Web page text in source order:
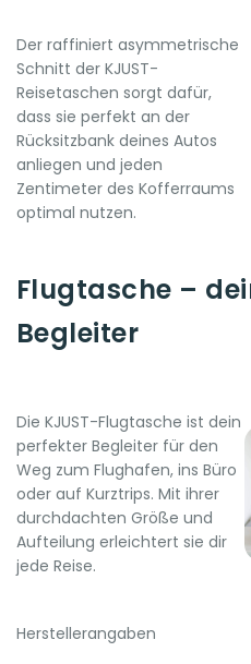
Der raffiniert asymmetrische
Schnitt der KJUST-
Reisetaschen sorgt dafür,
dass sie perfekt an der
Rücksitzbank deines Autos
anliegen und jeden
Zentimeter des Kofferraums
optimal nutzen.
Flugtasche –
Begleiter
Die KJUST-Flugtasche ist dein
perfekter Begleiter für den
Weg zum Flughafen, ins Büro
oder auf Kurztrips. Mit ihrer
durchdachten Größe und
Aufteilung erleichtert sie dir
jede Reise.
Herstellerangaben